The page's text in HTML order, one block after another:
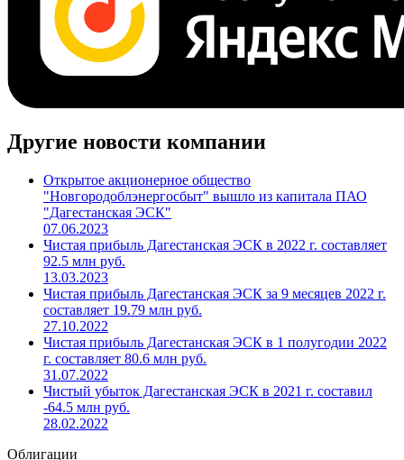
Другие новости компании
Открытое акционерное общество
"Новгородоблэнергосбыт" вышло из капитала ПАО
"Дагестанская ЭСК"
07.06.2023
Чистая прибыль Дагестанская ЭСК в 2022 г. составляет
92.5 млн руб.
13.03.2023
Чистая прибыль Дагестанская ЭСК за 9 месяцев 2022 г.
составляет 19.79 млн руб.
27.10.2022
Чистая прибыль Дагестанская ЭСК в 1 полугодии 2022
г. составляет 80.6 млн руб.
31.07.2022
Чистый убыток Дагестанская ЭСК в 2021 г. составил
-64.5 млн руб.
28.02.2022
Облигации